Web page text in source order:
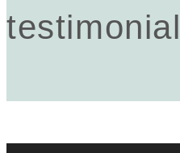
testimonial